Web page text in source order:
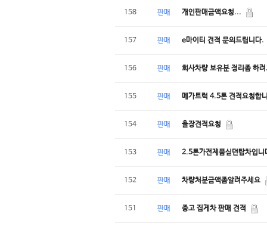
158 판매 개인판매금액요청...
157 판매 e마이티 견적 문의드립니다.
156 판매 회사차량 보유분 정리좀 하
155 판매 메가트럭 4.5톤 견적요청합
154 판매 출장견적요청
153 판매 2.5톤가전제품싣던탑차입니
152 판매 차량처분금액좀알려주세요
151 판매 중고 집게차 판매 견적